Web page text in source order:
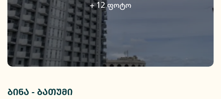
+ 12 ფოტო
ბინა - ბათუმი